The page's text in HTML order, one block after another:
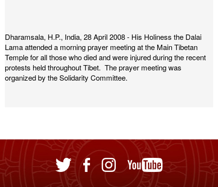
Dharamsala, H.P., India, 28 April 2008 - His Holiness the Dalai
Lama attended a morning prayer meeting at the Main Tibetan
Temple for all those who died and were injured during the recent
protests held throughout Tibet. The prayer meeting was
organized by the Solidarity Committee.